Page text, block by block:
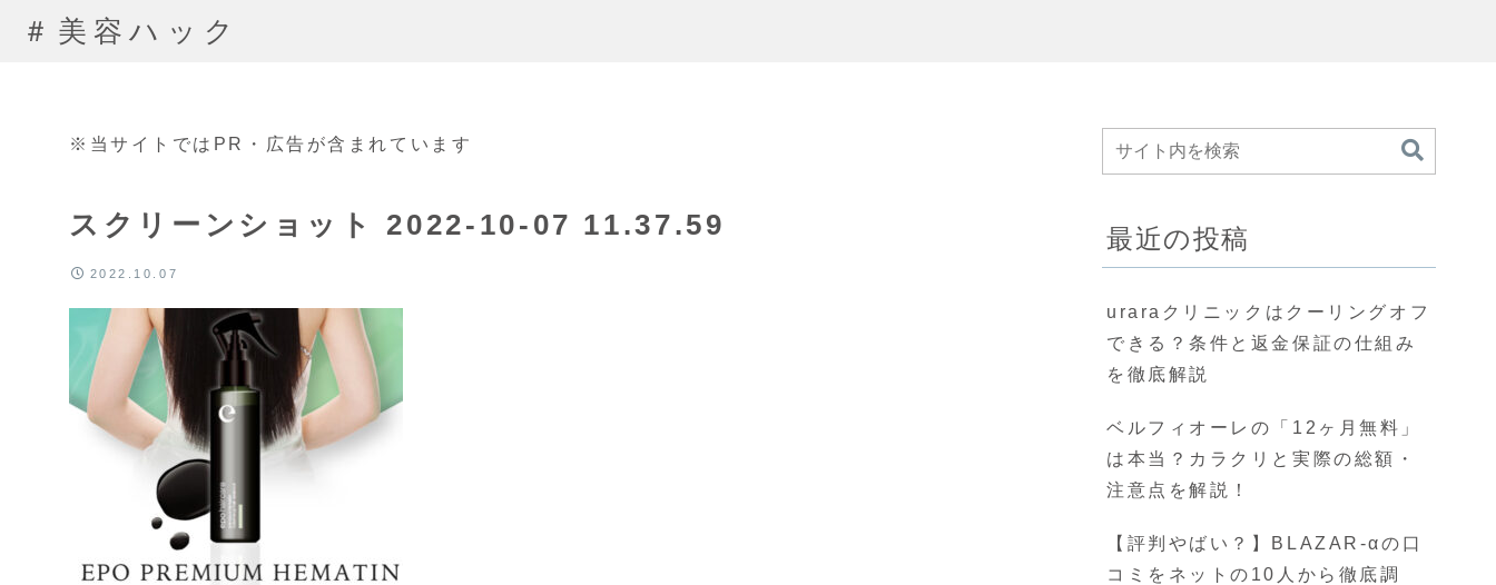
＃美容ハック
※当サイトではPR・広告が含まれています
スクリーンショット 2022-10-07 11.37.59
2022.10.07
最近の投稿
uraraクリニックはクーリングオフ
できる？条件と返金保証の仕組み
を徹底解説
ベルフィオーレの「12ヶ月無料」
は本当？カラクリと実際の総額・
注意点を解説！
【評判やばい？】BLAZAR-αの口
コミをネットの10人から徹底調